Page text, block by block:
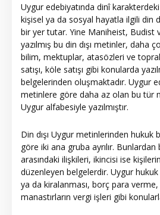
Uygur edebiyatında dinî karakterdeki
kişisel ya da sosyal hayatla ilgili din
bir yer tutar. Yine Maniheist, Budist
yazılmış bu din dışı metinler, daha
bilim, mektuplar, atasözleri ve
satışı, köle satışı gibi konularda
belgelerinden oluşmaktadır. Uygur
metinlere göre daha az olan bu tür
Uygur alfabesiyle yazılmıştır.
Din dışı Uygur metinlerinden hukuk
göre iki ana gruba ayrılır.
arasındaki ilişkileri, ikincisi ise
düzenleyen belgelerdir. Uygur hukuk
ya da kiralanması, borç para verme,
manastırların vergi işleri gibi